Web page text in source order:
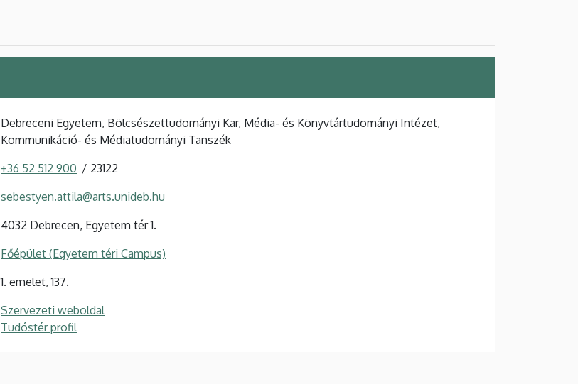
Debreceni Egyetem, Bölcsészettudományi Kar, Média- és Könyvtártudományi Intézet,
Kommunikáció- és Médiatudományi Tanszék
+36 52 512 900 23122
sebestyen.attila@arts.unideb.hu
4032 Debrecen, Egyetem tér 1.
Főépület (Egyetem téri Campus)
1. emelet, 137.
Szervezeti weboldal
Tudóstér profil